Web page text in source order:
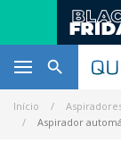

Início
Aspirador